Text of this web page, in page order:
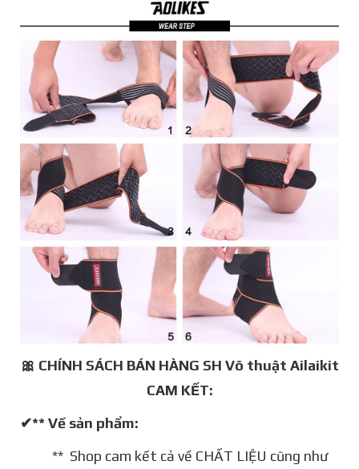
🎀 CHÍNH SÁCH BÁN HÀNG SH Võ thuật Ailaikit
CAM KẾT:
✔** Về sản phẩm:
** Shop cam kết cả về CHẤT LIỆU cũng như